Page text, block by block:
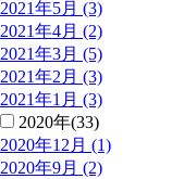
2021年5月 (3)
2021年4月 (2)
2021年3月 (5)
2021年2月 (3)
2021年1月 (3)
2020年(33)
2020年12月 (1)
2020年9月 (2)